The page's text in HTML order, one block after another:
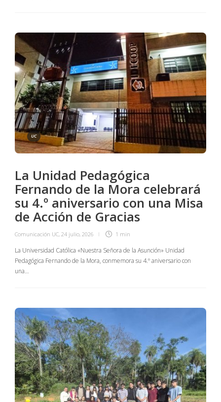
UC
La Unidad Pedagógica
Fernando de la Mora celebrará
su 4.º aniversario con una Misa
de Acción de Gracias
Comunicación UC, 24 julio, 2026 1 min
La Universidad Católica «Nuestra Señora de la Asunción» Unidad
Pedagógica Fernando de la Mora, conmemora su 4.º aniversario con
una…